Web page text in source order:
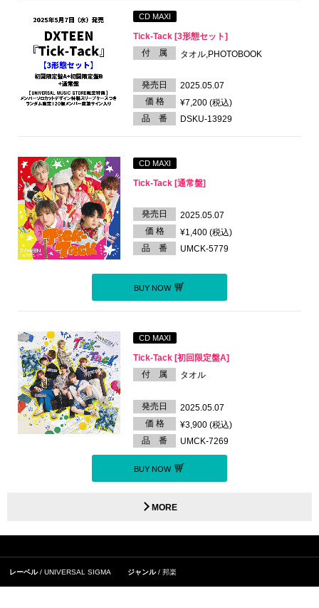
CD MAXI
Tick-Tack [3形態セット]
付 属
タオル,PHOTOBOOK
発売日
2025.05.07
価 格
¥7,200 (税込)
品 番
DSKU-13929
CD MAXI
Tick-Tack [通常盤]
発売日
2025.05.07
価 格
¥1,400 (税込)
品 番
UMCK-5779
BUY NOW
CD MAXI
Tick-Tack [初回限定盤A]
付 属
タオル
発売日
2025.05.07
価 格
¥3,900 (税込)
品 番
UMCK-7269
BUY NOW
MORE
レーベル UNIVERSAL SIGMA ジャンル 邦楽